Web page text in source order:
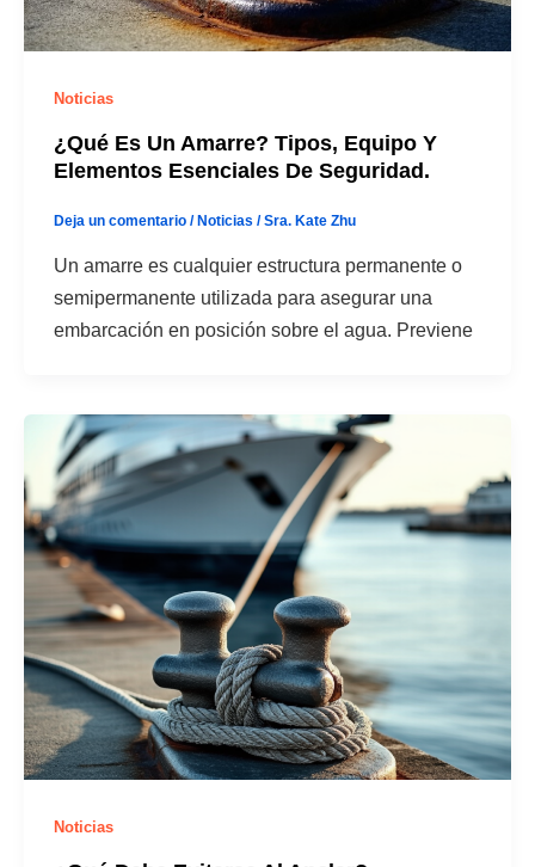
Noticias
¿Qué Es Un Amarre? Tipos, Equipo Y
Elementos Esenciales De Seguridad.
Deja un comentario / Noticias /Sra. Kate Zhu
Un amarre es cualquier estructura permanente o
semipermanente utilizada para asegurar una
embarcación en posición sobre el agua. Previene
Noticias